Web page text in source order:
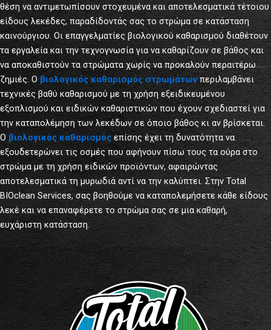
θέση να αντιμετωπίσουν στοχευμένα και αποτελεσματικά τέτοιου
είδους λεκέδες, παραδίδοντάς σας το στρώμα σε κατάσταση
καινούργιου. Οι επαγγελματίες βιολογικού καθαρισμού διαθέτουν
τα εργαλεία και την τεχνογνωσία για να καθαρίζουν σε βάθος και
να αποκαθιστούν τα στρώματα χωρίς να προκαλούν περαιτέρω
ζημιές. Ο βιολογικός καθαρισμός στρωμάτωνπεριλαμβάνει
τεχνικές βαθύ καθαρισμού με τη χρήση εξειδικευμένου
εξοπλισμού και ειδικών καθαριστικών που έχουν σχεδιαστεί για
την καταπολέμηση των λεκέδων σε όποιο βάθος κι αν βρίσκεται.
Ο βιολογικός καθαρισμόςεπίσης έχει τη δυνατότητα να
εξουδετερώνει τις οσμές που αφήνουν πίσω τους τα ούρα στο
στρώμα με τη χρήση ειδικών προϊόντων, αφαιρώντας
αποτελεσματικά τη μυρωδιά αντί να την καλύπτει. Στην Total
BIOclean Services, σας βοηθούμε να καταπολεμήσετε κάθε είδους
λεκέ και να επαναφέρετε το στρώμα σας σε μια καθαρή,
ευχάριστη κατάσταση.